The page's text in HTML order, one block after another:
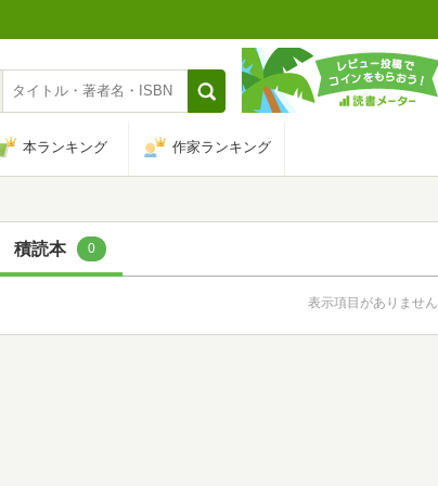
本ランキング 作家ランキング
積読本 0
表示項目がありません